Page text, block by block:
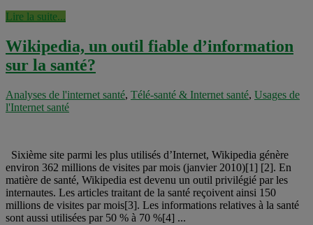
Lire la suite...
Wikipedia, un outil fiable d’information
sur la santé?
Analyses de l'internet santé, Télé-santé & Internet santé, Usages de
l'Internet santé
Sixième site parmi les plus utilisés d’Internet, Wikipedia génère
environ 362 millions de visites par mois (janvier 2010)[1] [2]. En
matière de santé, Wikipedia est devenu un outil privilégié par les
internautes. Les articles traitant de la santé reçoivent ainsi 150
millions de visites par mois[3]. Les informations relatives à la santé
sont aussi utilisées par 50 % à 70 %[4] ...